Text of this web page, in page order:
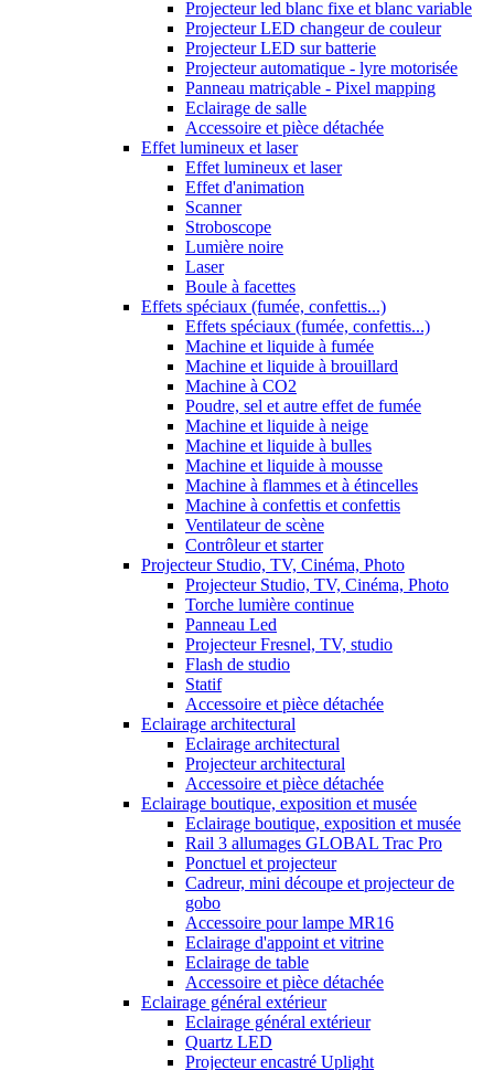
Projecteur led blanc fixe et blanc variable
Projecteur LED changeur de couleur
Projecteur LED sur batterie
Projecteur automatique - lyre motorisée
Panneau matriçable - Pixel mapping
Eclairage de salle
Accessoire et pièce détachée
Effet lumineux et laser
Effet lumineux et laser
Effet d'animation
Scanner
Stroboscope
Lumière noire
Laser
Boule à facettes
Effets spéciaux (fumée, confettis...)
Effets spéciaux (fumée, confettis...)
Machine et liquide à fumée
Machine et liquide à brouillard
Machine à CO2
Poudre, sel et autre effet de fumée
Machine et liquide à neige
Machine et liquide à bulles
Machine et liquide à mousse
Machine à flammes et à étincelles
Machine à confettis et confettis
Ventilateur de scène
Contrôleur et starter
Projecteur Studio, TV, Cinéma, Photo
Projecteur Studio, TV, Cinéma, Photo
Torche lumière continue
Panneau Led
Projecteur Fresnel, TV, studio
Flash de studio
Statif
Accessoire et pièce détachée
Eclairage architectural
Eclairage architectural
Projecteur architectural
Accessoire et pièce détachée
Eclairage boutique, exposition et musée
Eclairage boutique, exposition et musée
Rail 3 allumages GLOBAL Trac Pro
Ponctuel et projecteur
Cadreur, mini découpe et projecteur de
gobo
Accessoire pour lampe MR16
Eclairage d'appoint et vitrine
Eclairage de table
Accessoire et pièce détachée
Eclairage général extérieur
Eclairage général extérieur
Quartz LED
Projecteur encastré Uplight